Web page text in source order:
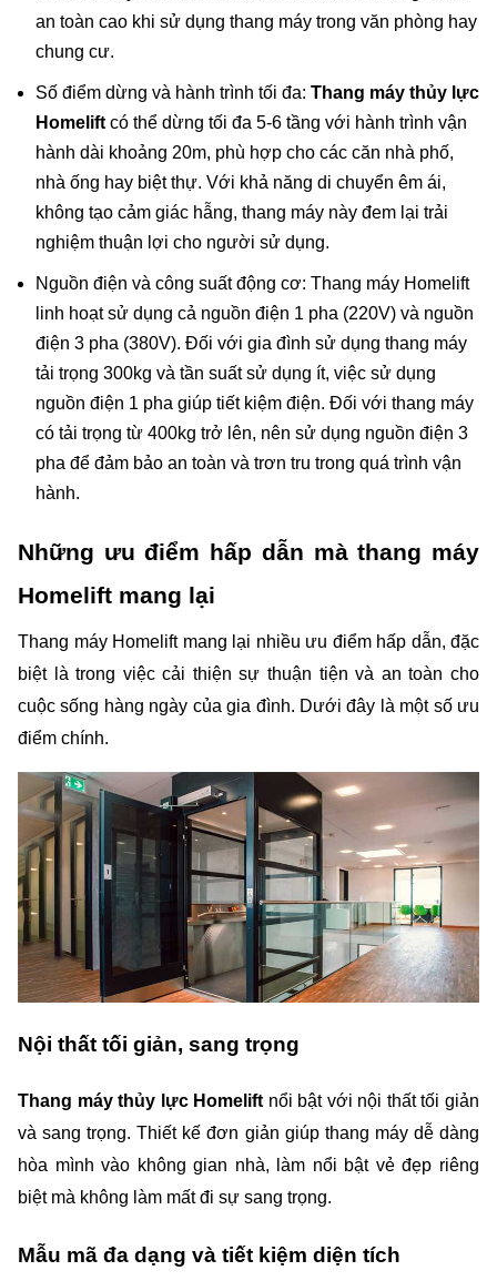
an toàn cao khi sử dụng thang máy trong văn phòng hay
chung cư.
Số điểm dừng và hành trình tối đa: Thang máy thủy lực
Homelift có thể dừng tối đa 5-6 tầng với hành trình vận
hành dài khoảng 20m, phù hợp cho các căn nhà phố,
nhà ống hay biệt thự. Với khả năng di chuyển êm ái,
không tạo cảm giác hẫng, thang máy này đem lại trải
nghiệm thuận lợi cho người sử dụng.
Nguồn điện và công suất động cơ: Thang máy Homelift
linh hoạt sử dụng cả nguồn điện 1 pha (220V) và nguồn
điện 3 pha (380V). Đối với gia đình sử dụng thang máy
tải trọng 300kg và tần suất sử dụng ít, việc sử dụng
nguồn điện 1 pha giúp tiết kiệm điện. Đối với thang máy
có tải trọng từ 400kg trở lên, nên sử dụng nguồn điện 3
pha để đảm bảo an toàn và trơn tru trong quá trình vận
hành.
Những ưu điểm hấp dẫn mà thang máy
Homelift mang lại
Thang máy Homelift mang lại nhiều ưu điểm hấp dẫn, đặc
biệt là trong việc cải thiện sự thuận tiện và an toàn cho
cuộc sống hàng ngày của gia đình. Dưới đây là một số ưu
điểm chính.
Nội thất tối giản, sang trọng
Thang máy thủy lực Homelift nổi bật với nội thất tối giản
và sang trọng. Thiết kế đơn giản giúp thang máy dễ dàng
hòa mình vào không gian nhà, làm nổi bật vẻ đẹp riêng
biệt mà không làm mất đi sự sang trọng.
Mẫu mã đa dạng và tiết kiệm diện tích